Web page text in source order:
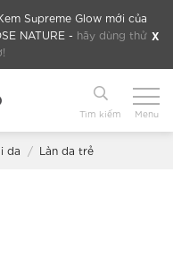
Supreme Glow mới của
NATURE - hãy dùng thử X
Tìm kiếm Menu
da / Làn da trẻ